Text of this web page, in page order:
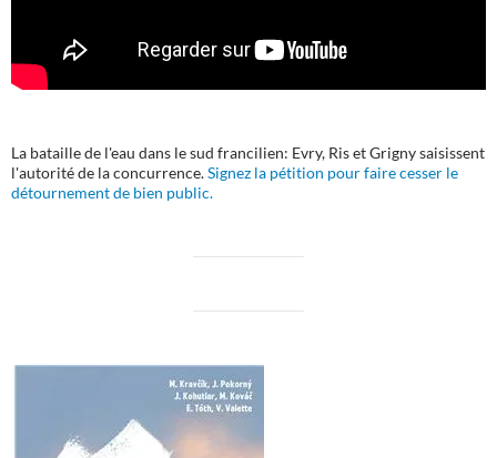
La bataille de l'eau dans le sud francilien: Evry, Ris et Grigny saisissent
l'autorité de la concurrence.Signez la pétition pour faire cesser le
détournement de bien public.